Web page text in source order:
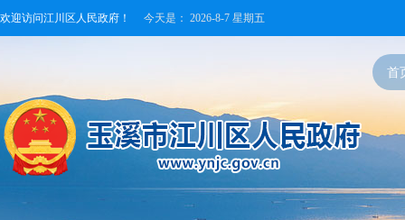
欢迎访问江川区人民政府！ 今天是： 2026-8-7 星期五
首